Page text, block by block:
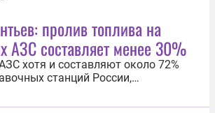
пролив топлива на
АЗС составляет менее 30%
хотя и составляют около 72%
станций России,
30% общего пролива
заявил журналист Михаил